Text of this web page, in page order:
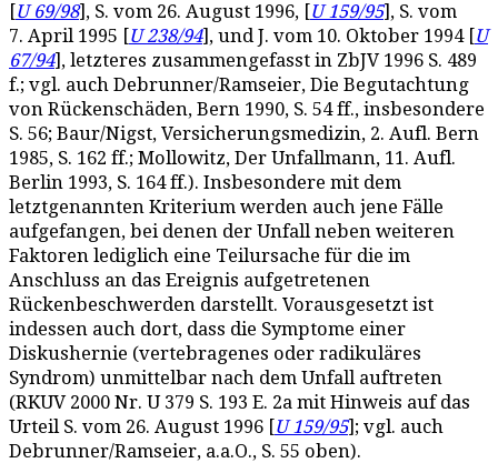
[U 69/98], S. vom 26. August 1996, [U 159/95], S. vom
7. April 1995 [U 238/94], und J. vom 10. Oktober 1994 [U
67/94], letzteres zusammengefasst in ZbJV 1996 S. 489
f.; vgl. auch Debrunner/Ramseier, Die Begutachtung
von Rückenschäden, Bern 1990, S. 54 ff., insbesondere
S. 56; Baur/Nigst, Versicherungsmedizin, 2. Aufl. Bern
1985, S. 162 ff.; Mollowitz, Der Unfallmann, 11. Aufl.
Berlin 1993, S. 164 ff.). Insbesondere mit dem
letztgenannten Kriterium werden auch jene Fälle
aufgefangen, bei denen der Unfall neben weiteren
Faktoren lediglich eine Teilursache für die im
Anschluss an das Ereignis aufgetretenen
Rückenbeschwerden darstellt. Vorausgesetzt ist
indessen auch dort, dass die Symptome einer
Diskushernie (vertebragenes oder radikuläres
Syndrom) unmittelbar nach dem Unfall auftreten
(RKUV 2000 Nr. U 379 S. 193 E. 2a mit Hinweis auf das
Urteil S. vom 26. August 1996 [U 159/95]; vgl. auch
Debrunner/Ramseier, a.a.O., S. 55 oben).